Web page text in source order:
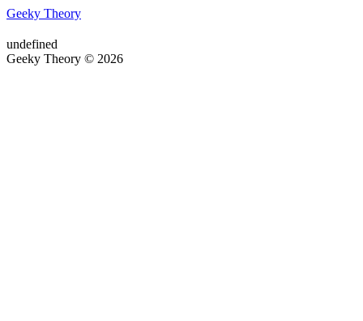
Geeky Theory
undefined
Geeky Theory © 2026